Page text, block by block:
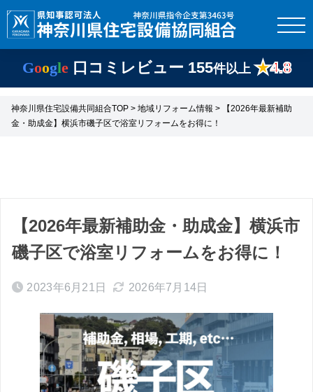
Google 口コミレビュー 155件以上 ★4.8
神奈川県住宅設備共同組合TOP > 地域リフォーム情報 > 【2026年最新補助
金・助成金】横浜市磯子区で浴室リフォームをお得に！
【2026年最新補助金・助成金】横浜市
磯子区で浴室リフォームをお得に！
2023年6月21日 2026年7月14日